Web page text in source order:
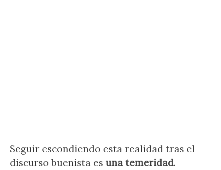
Seguir escondiendo esta realidad tras el
discurso buenista es una temeridad.